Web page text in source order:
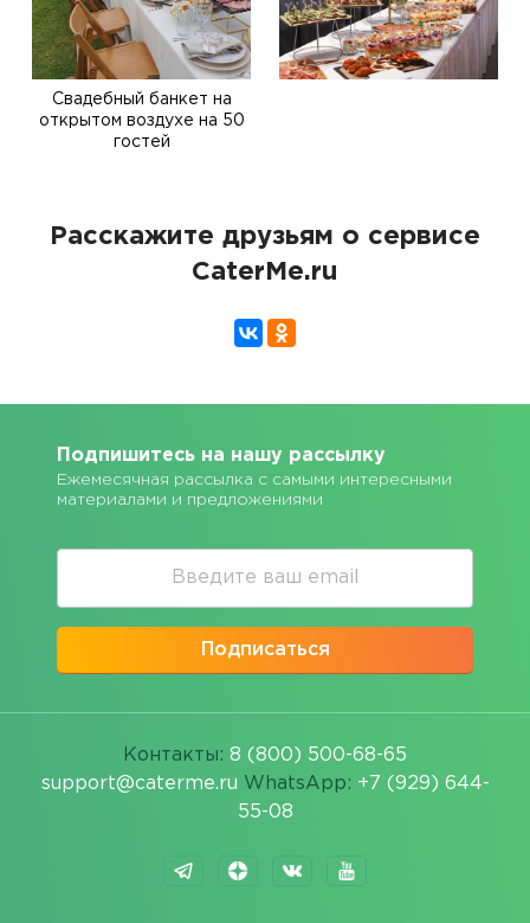
Свадебный банкет на
открытом воздухе на 50
гостей
Расскажите друзьям о сервисе
CaterMe.ru
Подпишитесь на нашу рассылку
Ежемесячная рассылка с самыми интересными
материалами и предложениями
Подписаться
Контакты: 8 (800) 500-68-65
support@caterme.ru WhatsApp: +7 (929) 644-
55-08